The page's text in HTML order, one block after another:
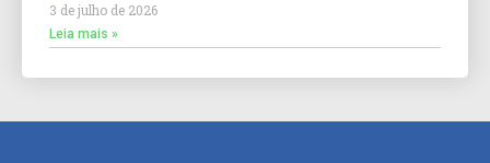
3 de julho de 2026
Leia mais »